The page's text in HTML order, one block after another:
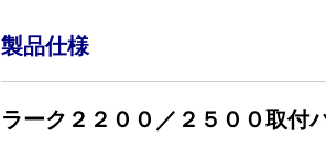
製品仕様
ラーク２２００／２５００取付